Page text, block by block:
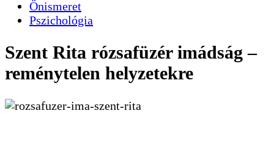
Önismeret
Pszichológia
Szent Rita rózsafüzér imádság –
reménytelen helyzetekre